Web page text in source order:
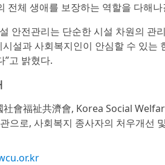
전체 생애를 보장하는 역할을 다해
안전관리는 단순한 시설 차원의 관
시설과 사회복지인이 안심할 수 있
”고 밝혔다.
會福祉共濟會, Korea Social
으로, 사회복지 종사자의 처우개